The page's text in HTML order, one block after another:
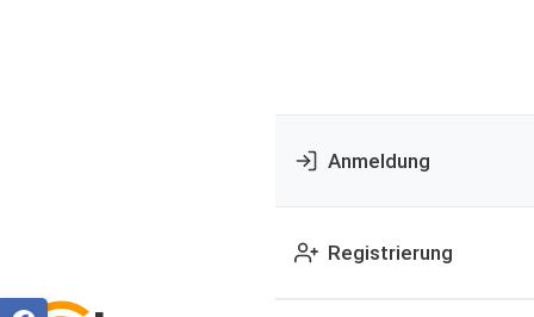
Anmeldung
Registrierung